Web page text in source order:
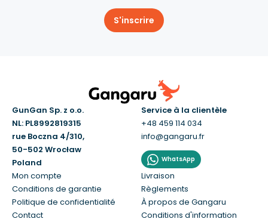
S'inscrire
GunGan Sp. z o.o.
NL: PL8992819315
rue Boczna 4/310,
50-502 Wrocław
Poland
Service à la clientèle
+48 459 114 034
info@gangaru.fr
WhatsApp
Mon compte
Livraison
Conditions de garantie
Règlements
Politique de confidentialité
À propos de Gangaru
Contact
Conditions d'information